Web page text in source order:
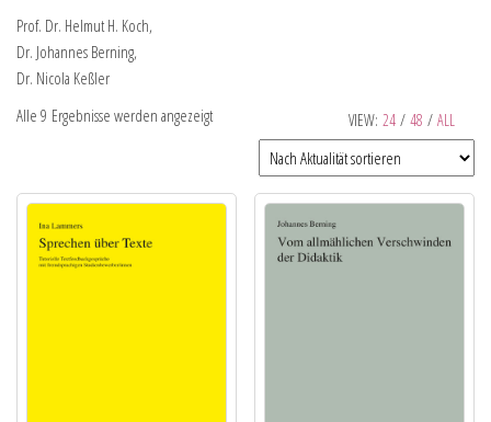
Prof. Dr. Helmut H. Koch,
Dr. Johannes Berning,
Dr. Nicola Keßler
VIEW: 24 / 48 / ALL
Alle 9 Ergebnisse werden angezeigt